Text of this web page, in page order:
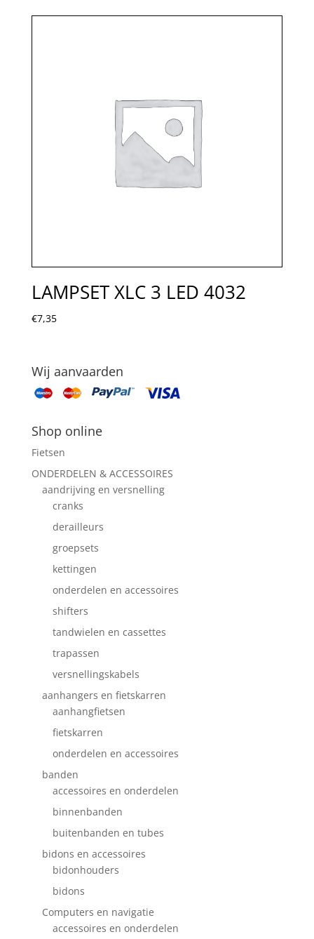
LAMPSET XLC 3 LED 4032
€7,35
Wij aanvaarden
Shop online
Fietsen
ONDERDELEN & ACCESSOIRES
aandrijving en versnelling
cranks
derailleurs
groepsets
kettingen
onderdelen en accessoires
shifters
tandwielen en cassettes
trapassen
versnellingskabels
aanhangers en fietskarren
aanhangfietsen
fietskarren
onderdelen en accessoires
banden
accessoires en onderdelen
binnenbanden
buitenbanden en tubes
bidons en accessoires
bidonhouders
bidons
Computers en navigatie
accessoires en onderdelen